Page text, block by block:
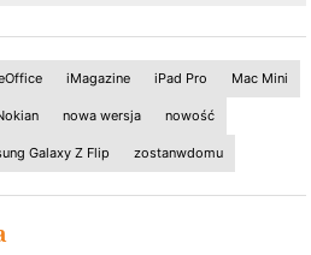
iMagazine iPad Pro Mac Mini
nowa wersja nowość
Galaxy Z Flip zostanwdomu